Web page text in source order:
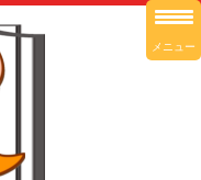
メニュー